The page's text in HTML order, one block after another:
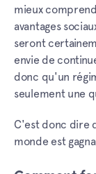
mieux
avantages
seront
envie de
donc qu'un
seulement une
C'est donc dire
monde est